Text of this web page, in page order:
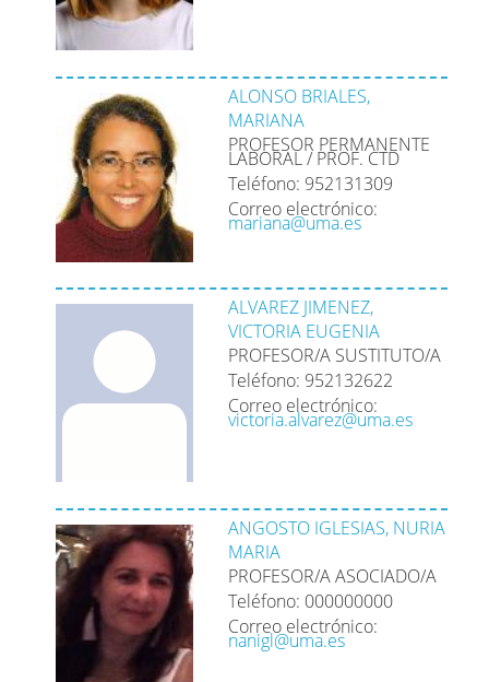
ALONSO BRIALES,
MARIANA
PROFESOR PERMANENTE
LABORAL / PROF. CTD
Teléfono: 952131309
Correo electrónico:
mariana@uma.es
ALVAREZ JIMENEZ,
VICTORIA EUGENIA
PROFESOR/A SUSTITUTO/A
Teléfono: 952132622
Correo electrónico:
victoria.alvarez@uma.es
ANGOSTO IGLESIAS, NURIA
MARIA
PROFESOR/A ASOCIADO/A
Teléfono: 000000000
Correo electrónico:
nanigl@uma.es